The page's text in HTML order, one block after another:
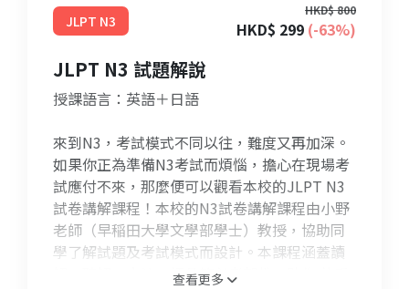
JLPT N3
HKD$ 800
HKD$ 299 (-63%)
JLPT N3 試題解說
授課語言：英語＋日語
來到N3，考試模式不同以往，難度又再加深。
如果你正為準備N3考試而煩惱，擔心在現場考
試應付不來，那麼便可以觀看本校的JLPT N3
試卷講解課程！本校的N3試卷講解課程由小野
老師（早稲田大學文學部學士）教授，協助同
學了解試題及考試模式而設計。本課程涵蓋讀
解、聽解、文法、語彙等必考部份，助你 熟悉
查看更多